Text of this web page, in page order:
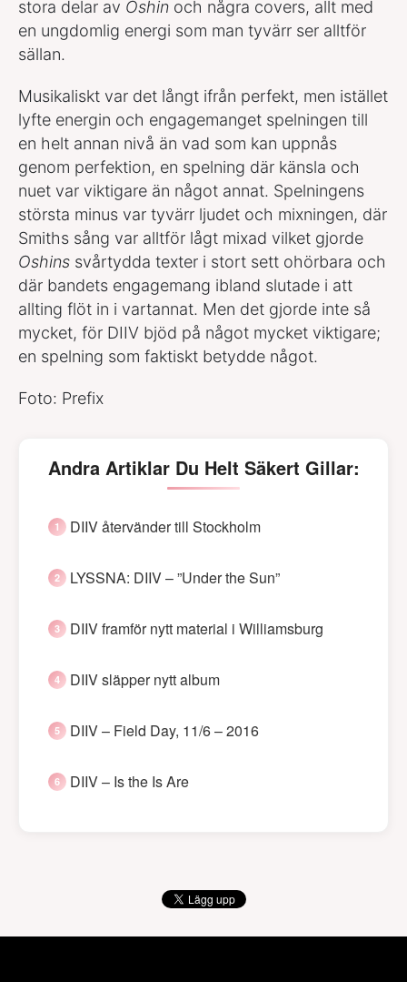
stora delar av Oshin och några covers, allt med
en ungdomlig energi som man tyvärr ser alltför
sällan.
Musikaliskt var det långt ifrån perfekt, men istället
lyfte energin och engagemanget spelningen till
en helt annan nivå än vad som kan uppnås
genom perfektion, en spelning där känsla och
nuet var viktigare än något annat. Spelningens
största minus var tyvärr ljudet och mixningen, där
Smiths sång var alltför lågt mixad vilket gjorde
Oshins svårtydda texter i stort sett ohörbara och
där bandets engagemang ibland slutade i att
allting flöt in i vartannat. Men det gjorde inte så
mycket, för DIIV bjöd på något mycket viktigare;
en spelning som faktiskt betydde något.
Foto: Prefix
Andra Artiklar Du Helt Säkert Gillar:
DIIV återvänder till Stockholm
LYSSNA: DIIV – ”Under the Sun”
DIIV framför nytt material i Williamsburg
DIIV släpper nytt album
DIIV – Field Day, 11/6 – 2016
DIIV – Is the Is Are